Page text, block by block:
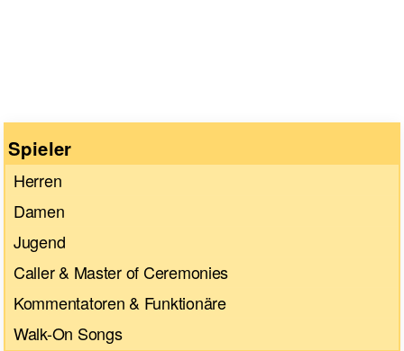
Spieler
Herren
Damen
Jugend
Caller & Master of Ceremonies
Kommentatoren & Funktionäre
Walk-On Songs